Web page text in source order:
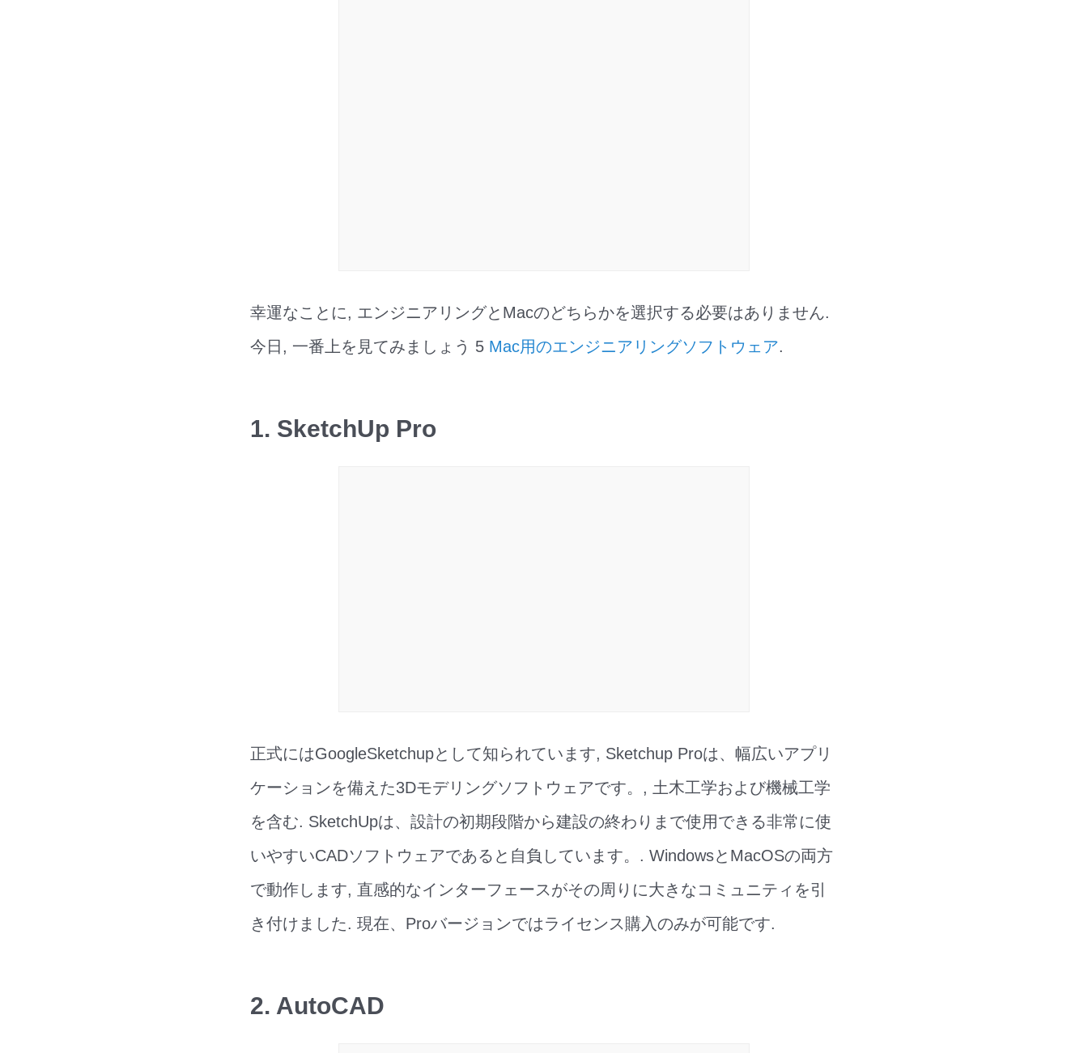
幸運なことに, エンジニアリングとMacのどちらかを選択する必要はありません.
今日, 一番上を見てみましょう 5 Mac用のエンジニアリングソフトウェア.
1. SketchUp Pro
正式にはGoogleSketchupとして知られています, Sketchup Proは、幅広いアプリ
ケーションを備えた3Dモデリングソフトウェアです。, 土木工学および機械工学
を含む. SketchUpは、設計の初期段階から建設の終わりまで使用できる非常に使
いやすいCADソフトウェアであると自負しています。. WindowsとMacOSの両方
で動作します, 直感的なインターフェースがその周りに大きなコミュニティを引
き付けました. 現在、Proバージョンではライセンス購入のみが可能です.
2. AutoCAD